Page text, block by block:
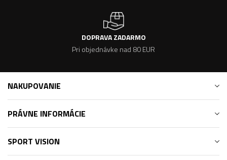
DOPRAVA ZADARMO
Pri objednávke nad 80 EUR
NAKUPOVANIE
PRÁVNE INFORMÁCIE
SPORT VISION